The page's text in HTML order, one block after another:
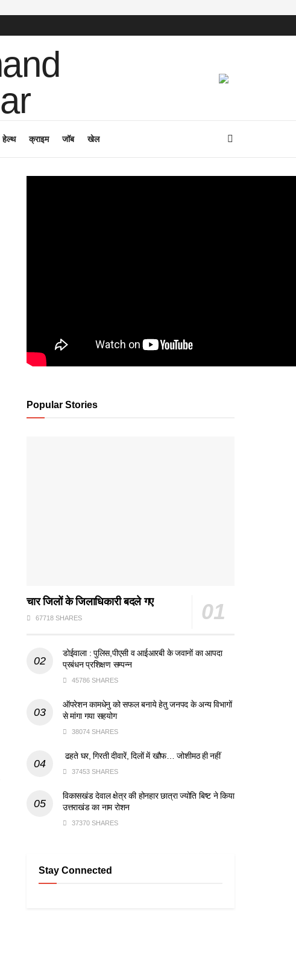
हेल्थ क्राइम जॉब खेल
Popular Stories
चार जिलों के जिलाधिकारी बदले गए
67718 SHARES
डोईवाला : पुलिस,पीएसी व आईआरबी के जवानों का आपदा
प्रबंधन प्रशिक्षण सम्पन्न
45786 SHARES
ऑपरेशन कामधेनु को सफल बनाये हेतु जनपद के अन्य विभागों
से मांगा गया सहयोग
38074 SHARES
ढहते घर, गिरती दीवारें, दिलों में खौफ… जोशीमठ ही नहीं
37453 SHARES
विकासखंड देवाल क्षेत्र की होनहार छात्रा ज्योति बिष्ट ने किया
उत्तराखंड का नाम रोशन
37370 SHARES
Stay Connected